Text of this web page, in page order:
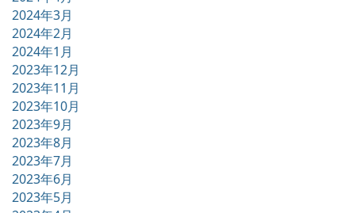
2024年3月
2024年2月
2024年1月
2023年12月
2023年11月
2023年10月
2023年9月
2023年8月
2023年7月
2023年6月
2023年5月